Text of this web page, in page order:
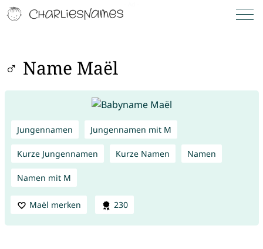
♂ Name Maël
Jungennamen Jungennamen mit M
Kurze Jungennamen Kurze Namen Namen
Namen mit M
Maël merken 230